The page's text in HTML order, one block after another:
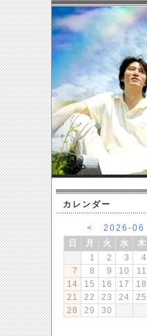
カレンダー
< 2026-06
日
月 火 水 木
1
2 3 4
7
8 9 10 11
14
15 16 17 18
21
22 23 24 25
28
29 30